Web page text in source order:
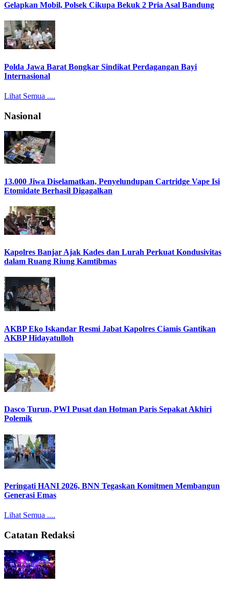
Gelapkan Mobil, Polsek Cikupa Bekuk 2 Pria Asal Bandung
Polda Jawa Barat Bongkar Sindikat Perdagangan Bayi
Internasional
Lihat Semua ....
Nasional
13.000 Jiwa Diselamatkan, Penyelundupan Cartridge Vape Isi
Etomidate Berhasil Digagalkan
Kapolres Banjar Ajak Kades dan Lurah Perkuat Kondusivitas
dalam Ruang Riung Kamtibmas
AKBP Eko Iskandar Resmi Jabat Kapolres Ciamis Gantikan
AKBP Hidayatulloh
Dasco Turun, PWI Pusat dan Hotman Paris Sepakat Akhiri
Polemik
Peringati HANI 2026, BNN Tegaskan Komitmen Membangun
Generasi Emas
Lihat Semua ....
Catatan Redaksi